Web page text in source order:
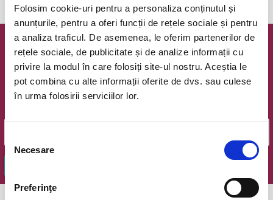
Folosim cookie-uri pentru a personaliza conținutul și
anunțurile, pentru a oferi funcții de rețele sociale și pentru
a analiza traficul. De asemenea, le oferim partenerilor de
rețele sociale, de publicitate și de analize informații cu
privire la modul în care folosiți site-ul nostru. Aceștia le
pot combina cu alte informații oferite de dvs. sau culese
în urma folosirii serviciilor lor.
consimțământului
Necesare
Preferinţe
Newsletter @ Bilete.ro
Oferte exclusive si o editie saptamanala cu cele mai noi
evenimente.